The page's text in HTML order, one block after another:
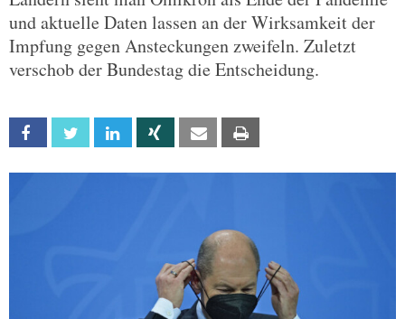
und aktuelle Daten lassen an der Wirksamkeit der
Impfung gegen Ansteckungen zweifeln. Zuletzt
verschob der Bundestag die Entscheidung.
Facebook Twitter Linkedin Xing Email